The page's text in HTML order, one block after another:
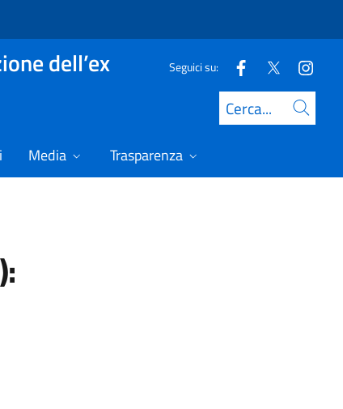
dell’ex Seguici su:
Cerca
Media Trasparenza